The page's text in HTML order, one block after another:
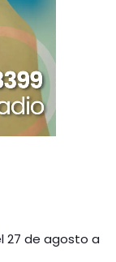
27 de agosto a